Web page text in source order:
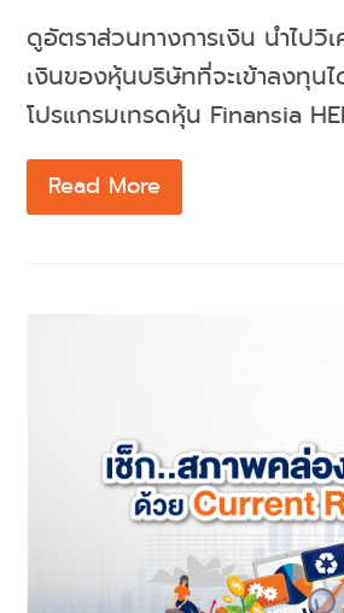
ดูอัตราส่วนทางการเงิน นำไปวิเ
เงินของหุ้นบริษัทที่จะเข้าลงทุน
โปรแกรมเทรดหุ้น Finansia
Read More